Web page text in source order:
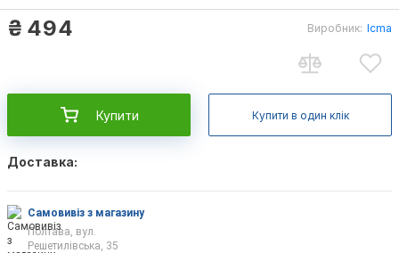
₴ 494 Виробник: Icma
Купити Купити в один клік
Доставка:
Самовивіз з магазину
Полтава, вул.
Решетилівська, 35